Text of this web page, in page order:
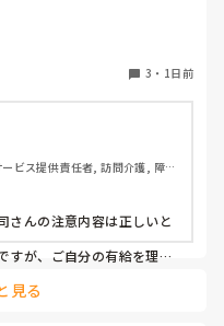
表現の仕方良くないかも
休みをとるから、代わり
していました。利用者か
のこと。このことを上司
有休をとると言ってはい
時は、有休をとるから
中止にさせてもらうこと
3 ・ 1日前
ビス提供責任者, 訪問介護, 障害
さんの注意内容は正しいと
すが、ご自分の有給を理由
のことを信頼されてるんで
見る